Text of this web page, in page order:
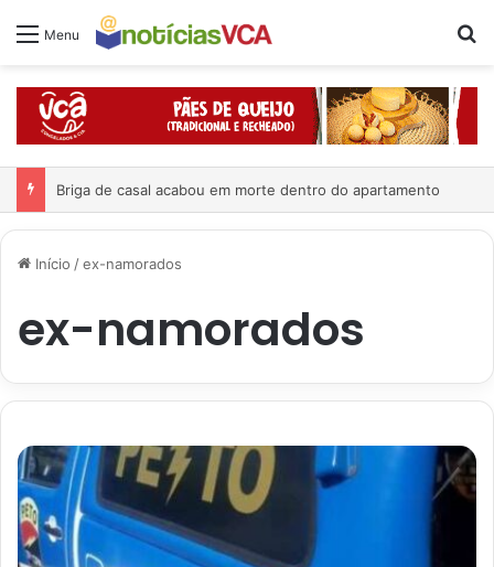
Menu
Briga de casal acabou em morte dentro do apartamento
Início /ex-namorados
ex-namorados